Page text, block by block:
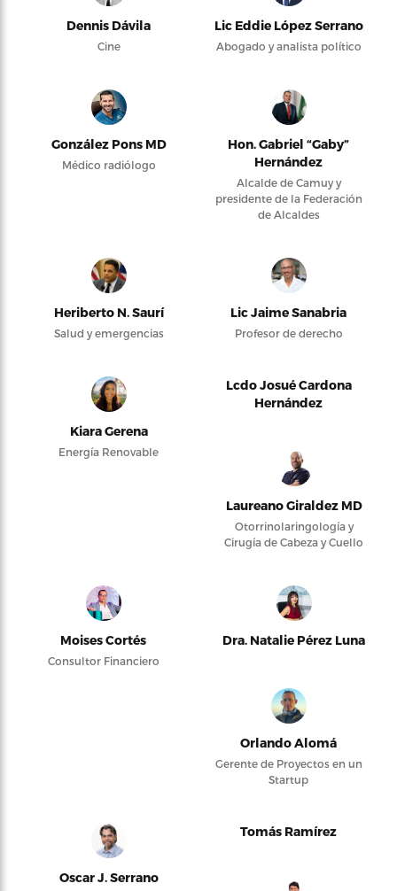
Dennis Dávila
Cine
Lic Eddie López Serrano
Abogado y analista político
González Pons MD
Médico radiólogo
Hon. Gabriel “Gaby”
Hernández
Alcalde de Camuy y
presidente de la Federación
de Alcaldes
Heriberto N. Saurí
Salud y emergencias
Lic Jaime Sanabria
Profesor de derecho
Kiara Gerena
Energía Renovable
Lcdo Josué Cardona
Hernández
Laureano Giraldez MD
Otorrinolaringología y
Cirugía de Cabeza y Cuello
Moises Cortés
Consultor Financiero
Dra. Natalie Pérez Luna
Orlando Alomá
Gerente de Proyectos en un
Startup
Oscar J. Serrano
Tomás Ramírez